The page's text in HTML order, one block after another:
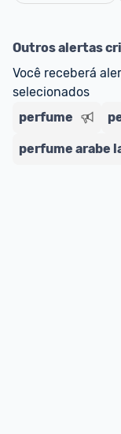
E lembre-se:
comunidade
nossos Admins
comentário ou
Outros alertas
Você receberá
selecionados
perfume
perfume arabe